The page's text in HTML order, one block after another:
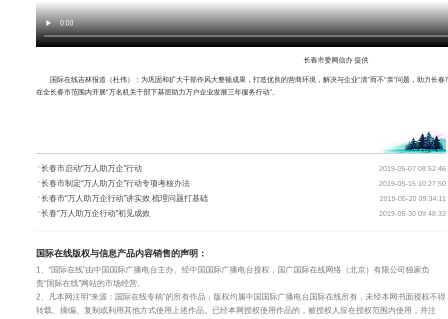
长春市委网信办 提供
国际在线吉林报道（杜伟）：为巩固和扩大干部作风大整顿成果，打造优良的营商环境，解决与企业“清”而不“亲”问题，助力长
在全长春市范围内开展“万名机关干部下基层助力万户企业发展三年服务行动”。
2019-05-07 08:52:46
长春市启动“万人助万企”行动
2019-05-15 10:27:50
长春市制定“万人助万企”行动专项考核办法
2019-05-20 09:34:11
长春市“万人助万企行动”讲实效 梳理问题打基础
2019-05-30 09:48:33
长春“万人助万企行动”初见成效
国际在线版权与信息产品内容销售的声明：
1、“国际在线”由中国国际广播电台主办。经中国国际广播电台授权，国广国际在线网络（北京）有限公司独家负
责“国际在线”网站的市场经营。
2、凡本网注明“来源：国际在线专稿”的所有作品，版权均属中国国际广播电台国际在线所有，未经本网书面授权不得
转载、摘编、复制或利用其他方式使用上述作品。已经本网授权使用作品的，被授权人应在授权范围内使用，并注